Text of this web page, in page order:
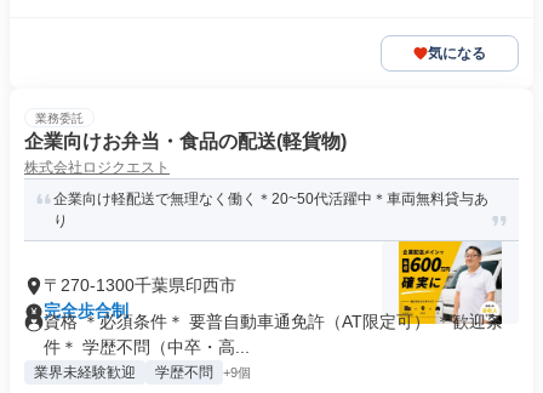
気になる
業務委託
企業向けお弁当・食品の配送(軽貨物)
株式会社ロジクエスト
企業向け軽配送で無理なく働く＊20~50代活躍中＊車両無料貸与あ
り
〒270-1300千葉県印西市
完全歩合制
資格 ＊必須条件＊ 要普自動車通免許（AT限定可） ＊歓迎条
件＊ 学歴不問（中卒・高...
業界未経験歓迎 学歴不問 +9個